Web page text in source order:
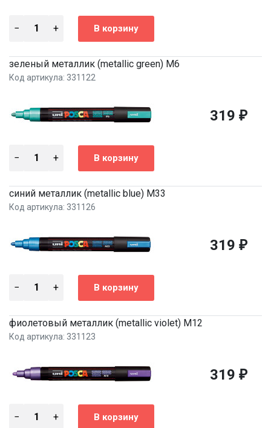
зеленый металлик (metallic green) M6
Код артикула: 331122
319 ₽
синий металлик (metallic blue) M33
Код артикула: 331126
319 ₽
фиолетовый металлик (metallic violet) M12
Код артикула: 331123
319 ₽